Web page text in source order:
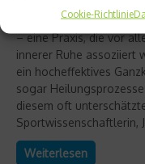
Cookie-Richtlinie
Yoga gilt für viele als
– eine Praxis, die vor
innerer Ruhe assoziiert
ein hocheffektives
sogar
diesem oft
Sportwissenschaftlerin,
Weiterlesen